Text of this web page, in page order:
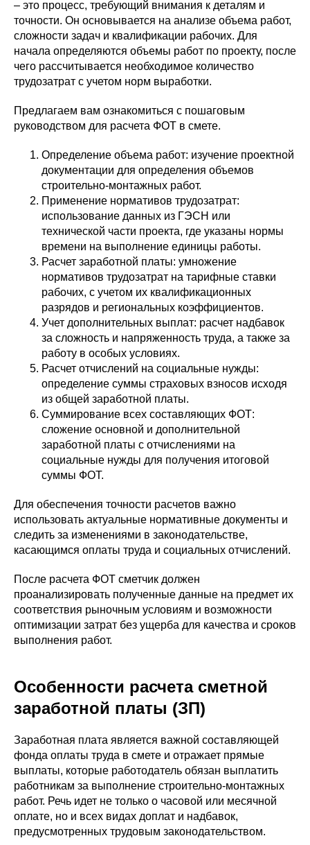
– это процесс, требующий внимания к деталям и
точности. Он основывается на анализе объема работ,
сложности задач и квалификации рабочих. Для
начала определяются объемы работ по проекту, после
чего рассчитывается необходимое количество
трудозатрат с учетом норм выработки.
Предлагаем вам ознакомиться с пошаговым
руководством для расчета ФОТ в смете.
Определение объема работ: изучение проектной
документации для определения объемов
строительно-монтажных работ.
Применение нормативов трудозатрат:
использование данных из ГЭСН или
технической части проекта, где указаны нормы
времени на выполнение единицы работы.
Расчет заработной платы: умножение
нормативов трудозатрат на тарифные ставки
рабочих, с учетом их квалификационных
разрядов и региональных коэффициентов.
Учет дополнительных выплат: расчет надбавок
за сложность и напряженность труда, а также за
работу в особых условиях.
Расчет отчислений на социальные нужды:
определение суммы страховых взносов исходя
из общей заработной платы.
Суммирование всех составляющих ФОТ:
сложение основной и дополнительной
заработной платы с отчислениями на
социальные нужды для получения итоговой
суммы ФОТ.
Для обеспечения точности расчетов важно
использовать актуальные нормативные документы и
следить за изменениями в законодательстве,
касающимся оплаты труда и социальных отчислений.
После расчета ФОТ сметчик должен
проанализировать полученные данные на предмет их
соответствия рыночным условиям и возможности
оптимизации затрат без ущерба для качества и сроков
выполнения работ.
Особенности расчета сметной
заработной платы (ЗП)
Заработная плата является важной составляющей
фонда оплаты труда в смете и отражает прямые
выплаты, которые работодатель обязан выплатить
работникам за выполнение строительно-монтажных
работ. Речь идет не только о часовой или месячной
оплате, но и всех видах доплат и надбавок,
предусмотренных трудовым законодательством.